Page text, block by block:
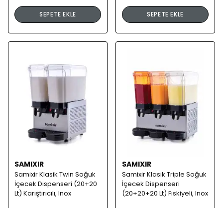
SEPETE EKLE SEPETE EKLE
SAMIXIR
Samixir Klasik Twin Soğuk
İçecek Dispenseri (20+20
Lt) Karıştırıcılı, Inox
SAMIXIR
Samixir Klasik Triple Soğuk
İçecek Dispenseri
(20+20+20 Lt) Fıskiyeli, Inox